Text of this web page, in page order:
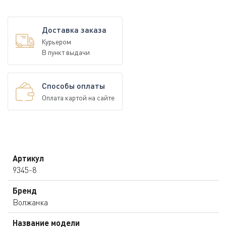
Доставка заказа
Курьером
В пункт выдачи
Способы оплаты
Оплата картой на сайте
Артикул
9345-8
Бренд
Волжанка
Название модели